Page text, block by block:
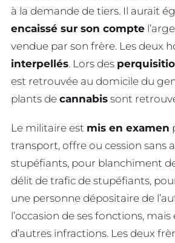
à la demande de tiers. Il aurait
encaissé sur son compte
vendue par son frère. Les deux
interpellés. Lors des
est retrouvée au domicile du
plants de cannabis sont
Le militaire est mis en examen
transport, offre ou cession sans
stupéfiants, pour blanchiment
délit de trafic de stupéfiants,
une personne dépositaire de
l’occasion de ses fonctions,
d’autres infractions. Les deux